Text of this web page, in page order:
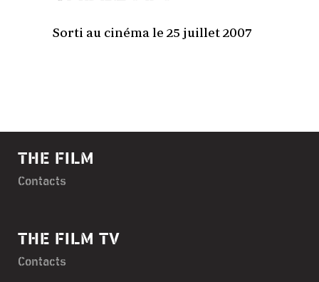
Sorti au cinéma le 25 juillet 2007
THE FILM
Contacts
THE FILM TV
Contacts